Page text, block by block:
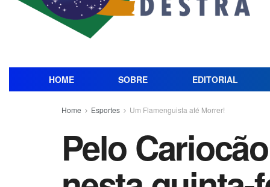
HOME SOBRE EDITORIAL
Home Esportes Um Flamenguista até Morrer!
Pelo